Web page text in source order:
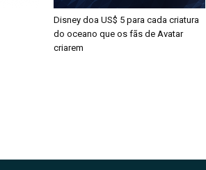
Disney doa US$ 5 para cada criatura
do oceano que os fãs de Avatar
criarem